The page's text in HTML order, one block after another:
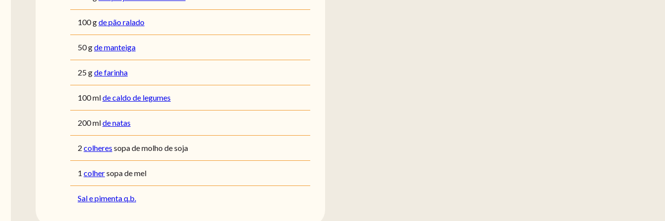
100gde pão ralado
50gde manteiga
25gde farinha
100mlde caldo de legumes
200mlde natas
2 colheres sopa de molho de soja
1 colhersopa de mel
Sal e pimenta q.b.